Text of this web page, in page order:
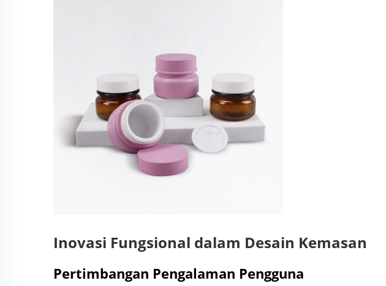
Inovasi Fungsional dalam Desain Kemasan
Pertimbangan Pengalaman Pengguna